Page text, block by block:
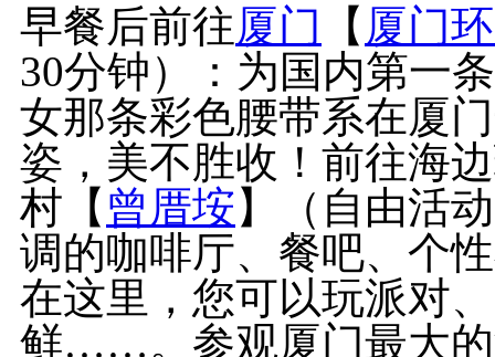
早餐后前往厦门 【 厦门
30分钟）：为国内第一
女那条彩色腰带系在厦
姿，美不胜收！前往海
村【 曾厝垵】（自由活
调的咖啡厅、餐吧、个
在这里，您可以玩派对
鲜……。参观厦门最大的